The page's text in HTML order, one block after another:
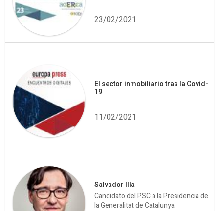
23/02/2021
El sector inmobiliario tras la Covid-
19
11/02/2021
Salvador Illa
Candidato del PSC a la Presidencia de
la Generalitat de Catalunya